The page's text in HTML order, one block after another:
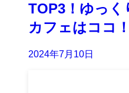
TOP3！ゆっ
カフェはココ！
2024年7月10日